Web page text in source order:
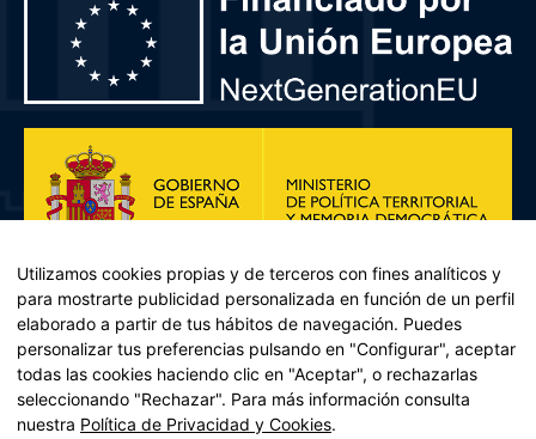
Plan de Recuperación, Transformación y Resiliencia – Financiado por
Utilizamos cookies propias y de terceros con fines analíticos y
para mostrarte publicidad personalizada en función de un perfil
elaborado a partir de tus hábitos de navegación. Puedes
personalizar tus preferencias pulsando en "Configurar", aceptar
todas las cookies haciendo clic en "Aceptar", o rechazarlas
seleccionando "Rechazar". Para más información consulta
nuestra Política de Privacidad y Cookies.